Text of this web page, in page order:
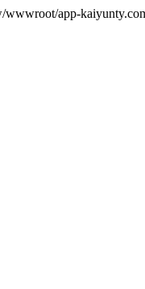
app-